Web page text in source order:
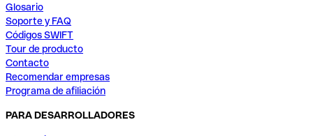
Glosario
Soporte y FAQ
Códigos SWIFT
Tour de producto
Contacto
Recomendar empresas
Programa de afiliación
PARA DESARROLLADORES